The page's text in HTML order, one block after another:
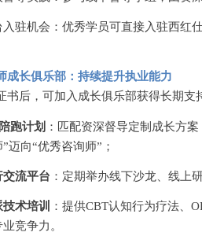
入驻机会：优秀学员可直接入驻西红
成长俱乐部：持续提升执业能力
书后，可加入成长俱乐部获得长期支
跑计划 ：匹配资深督导定制成长方
迈向“优秀咨询师”；
交流平台 ：定期举办线下沙龙、线上
术培训 ：提供CBT认知行为疗法、
竞争力。